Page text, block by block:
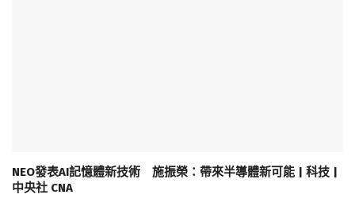
NEO發表AI記憶體新技術 施振榮：帶來半導體新可能 | 科技 |
中央社 CNA